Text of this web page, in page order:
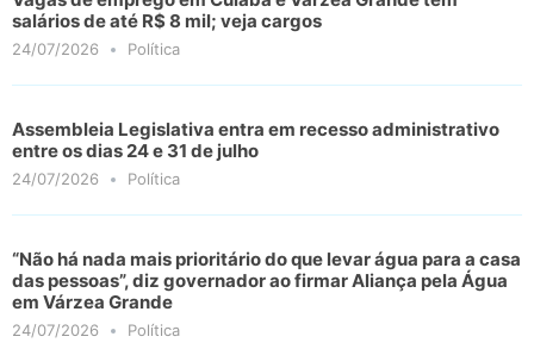
salários de até R$ 8 mil; veja cargos
24/07/2026 Política
Assembleia Legislativa entra em recesso administrativo
entre os dias 24 e 31 de julho
24/07/2026 Política
“Não há nada mais prioritário do que levar água para a casa
das pessoas”, diz governador ao firmar Aliança pela Água
em Várzea Grande
24/07/2026 Política